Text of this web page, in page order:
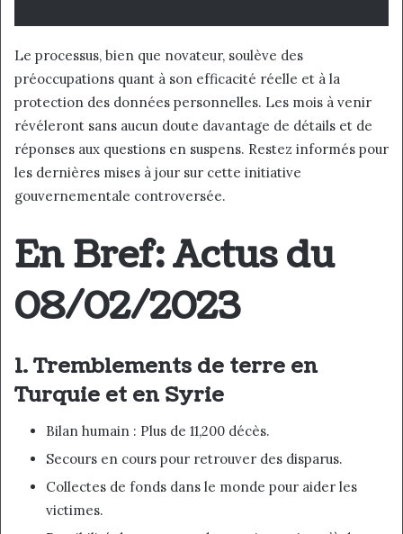
Le processus, bien que novateur, soulève des
préoccupations quant à son efficacité réelle et à la
protection des données personnelles. Les mois à venir
révéleront sans aucun doute davantage de détails et de
réponses aux questions en suspens. Restez informés pour
les dernières mises à jour sur cette initiative
gouvernementale controversée.
En Bref: Actus du
08/02/2023
1. Tremblements de terre en
Turquie et en Syrie
Bilan humain : Plus de 11,200 décès.
Secours en cours pour retrouver des disparus.
Collectes de fonds dans le monde pour aider les
victimes.